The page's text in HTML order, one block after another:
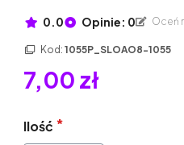
0.0 Opinie: 0 Oceń
Kod: 1055P_SLOAO8-1055
7,00 zł
Ilość